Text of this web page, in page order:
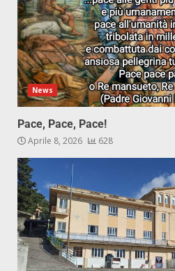
News
Pace, Pace, Pace!
Aprile 8, 2026 628